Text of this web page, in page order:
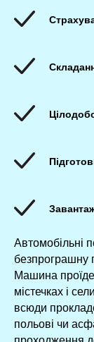
Автомобільні
безпрограшну
Машина
містечках і
всюди
польові чи